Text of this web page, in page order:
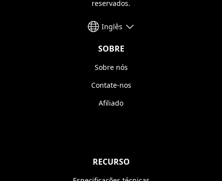
reservados.
Inglês
SOBRE
Sobre nós
Contate-nos
Afiliado
RECURSO